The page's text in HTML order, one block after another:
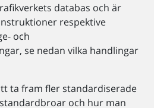
databas och är
respektive
och
se nedan vilka handlingar
ta fram fler standardiserade
och hur man